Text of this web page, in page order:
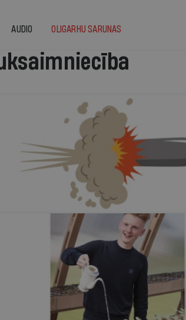
AUDIO OLIGARHU SARUNAS